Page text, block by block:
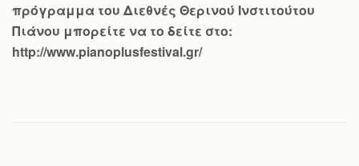
πρόγραμμα του Διεθνές Θερινού Ινστιτούτου
Πιάνου μπορείτε να το δείτε στο:
http://www.pianoplusfestival.gr/